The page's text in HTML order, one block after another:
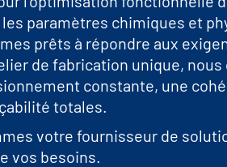
paramètres chimiques et
prêts à répondre aux
de fabrication unique,
constante, une
totales.
votre fournisseur de
vos besoins.